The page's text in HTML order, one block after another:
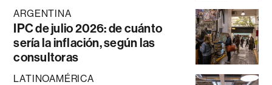
ARGENTINA
IPC de julio 2026: de cuánto
sería la inflación, según las
consultoras
LATINOAMÉRICA